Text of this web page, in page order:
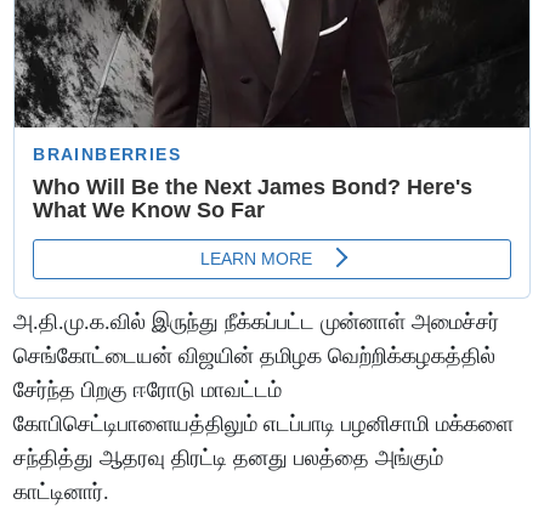
அ.தி.மு.க.வில் இருந்து நீக்கப்பட்ட முன்னாள் அமைச்சர்
செங்கோட்டையன் விஜயின் தமிழக வெற்றிக்கழகத்தில்
சேர்ந்த பிறகு ஈரோடு மாவட்டம்
கோபிசெட்டிபாளையத்திலும் எடப்பாடி பழனிசாமி மக்களை
சந்தித்து ஆதரவு திரட்டி தனது பலத்தை அங்கும்
காட்டினார்.